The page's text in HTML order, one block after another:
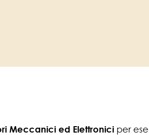
Meccanici ed Elettronici per